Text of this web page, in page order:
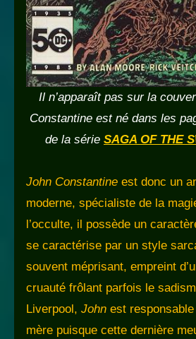
Il n’apparaît pas sur la
Constantine est né dans les
de la série SAGA OF THE
John Constantine est donc un
moderne, spécialiste de la
l’occulte, il possède un
se caractérise par un style
souvent méprisant, empreint
cruauté frôlant parfois le
Liverpool, John est
mère puisque cette dernière